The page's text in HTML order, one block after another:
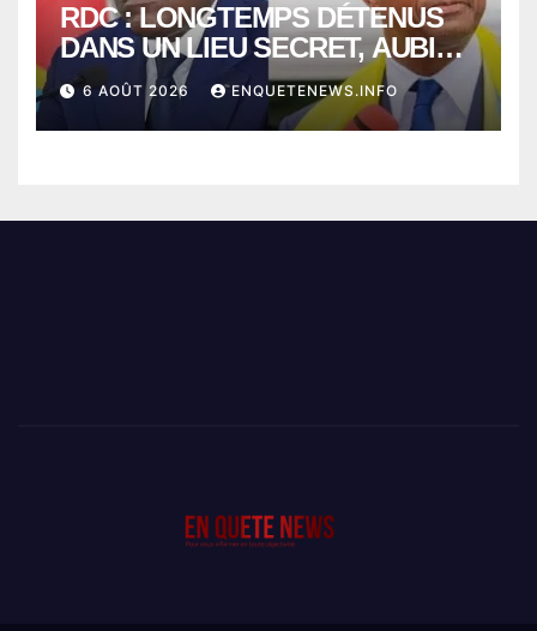
RDC : LONGTEMPS DÉTENUS
DANS UN LIEU SECRET, AUBIN
MINAKU ET EMMANUEL
SHADARY TRANSFÉRÉS À
L’AUDITORAT MILITAIRE
6 AOÛT 2026 ENQUETENEWS.INFO